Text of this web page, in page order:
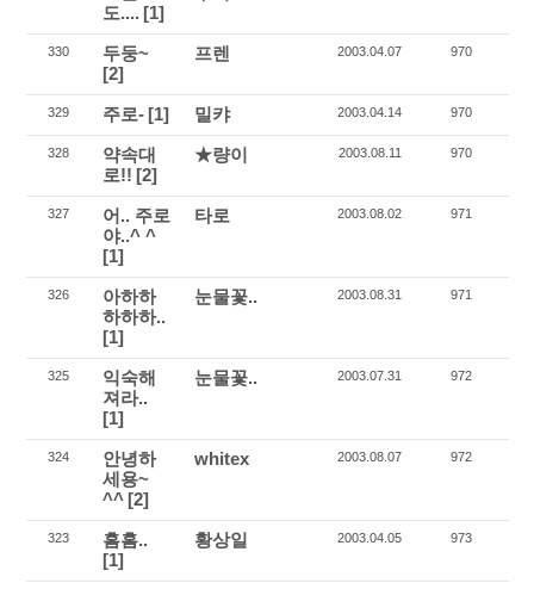
도.... [1]
330
두둥~
[2]
프렌 2003.04.07 970
329 주로- [1] 밀캬 2003.04.14 970
328
약속대
로!! [2]
★량이 2003.08.11 970
327
어.. 주로
야..^ ^
[1]
타로 2003.08.02 971
326
아하하
하하하..
[1]
눈물꽃.. 2003.08.31 971
325
익숙해
져라..
[1]
눈물꽃.. 2003.07.31 972
324
안녕하
세용~
^^ [2]
whitex 2003.08.07 972
323
흠흠..
[1]
황상일 2003.04.05 973